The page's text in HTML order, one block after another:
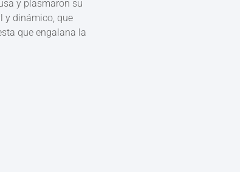
y plasmaron su
y dinámico, que
que engalana la